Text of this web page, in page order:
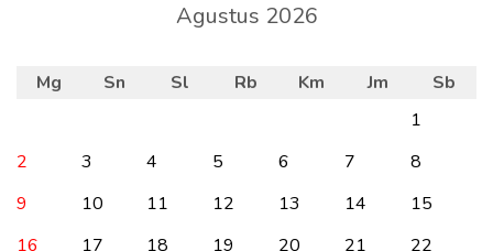
Agustus 2026
Mg Sn Sl Rb Km Jm
Sb
1
2
3 4 5 6 7
8
9
10 11 12 13 14
15
16
17 18 19 20 21 22